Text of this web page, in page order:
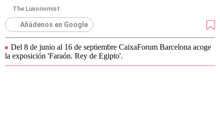
The Luxonomist
Añádenos en Google
Del 8 de junio al 16 de septiembre CaixaForum Barcelona acoge
la exposición 'Faraón. Rey de Egipto'.